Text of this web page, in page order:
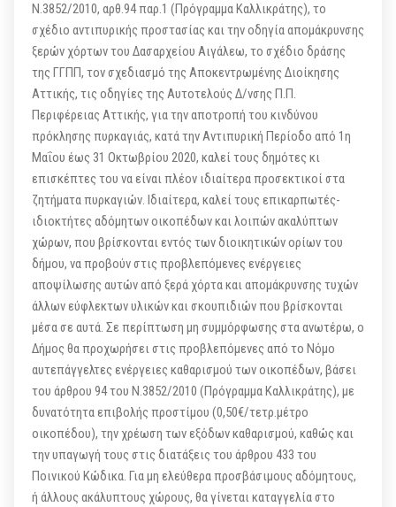
Ν.3852/2010, αρθ.94 παρ.1 (Πρόγραμμα Καλλικράτης), το
σχέδιο αντιπυρικής προστασίας και την οδηγία απομάκρυνσης
ξερών χόρτων του Δασαρχείου Αιγάλεω, το σχέδιο δράσης
της ΓΓΠΠ, τον σχεδιασμό της Αποκεντρωμένης Διοίκησης
Αττικής, τις οδηγίες της Αυτοτελούς Δ/νσης Π.Π.
Περιφέρειας Αττικής, για την αποτροπή του κινδύνου
πρόκλησης πυρκαγιάς, κατά την Αντιπυρική Περίοδο από 1η
Μαΐου έως 31 Οκτωβρίου 2020, καλεί τους δημότες κι
επισκέπτες του να είναι πλέον ιδιαίτερα προσεκτικοί στα
ζητήματα πυρκαγιών. Ιδιαίτερα, καλεί τους επικαρπωτές-
ιδιοκτήτες αδόμητων οικοπέδων και λοιπών ακαλύπτων
χώρων, που βρίσκονται εντός των διοικητικών ορίων του
δήμου, να προβούν στις προβλεπόμενες ενέργειες
αποψίλωσης αυτών από ξερά χόρτα και απομάκρυνσης τυχών
άλλων εύφλεκτων υλικών και σκουπιδιών που βρίσκονται
μέσα σε αυτά. Σε περίπτωση μη συμμόρφωσης στα ανωτέρω, ο
Δήμος θα προχωρήσει στις προβλεπόμενες από το Νόμο
αυτεπάγγελτες ενέργειες καθαρισμού των οικοπέδων, βάσει
του άρθρου 94 του Ν.3852/2010 (Πρόγραμμα Καλλικράτης), με
δυνατότητα επιβολής προστίμου (0,50€/τετρ.μέτρο
οικοπέδου), την χρέωση των εξόδων καθαρισμού, καθώς και
την υπαγωγή τους στις διατάξεις του άρθρου 433 του
Ποινικού Κώδικα. Για μη ελεύθερα προσβάσιμους αδόμητους,
ή άλλους ακάλυπτους χώρους, θα γίνεται καταγγελία στο